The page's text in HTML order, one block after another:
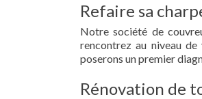
Refaire sa
Notre société de
rencontrez au niveau
poserons un premier
Rénovation de